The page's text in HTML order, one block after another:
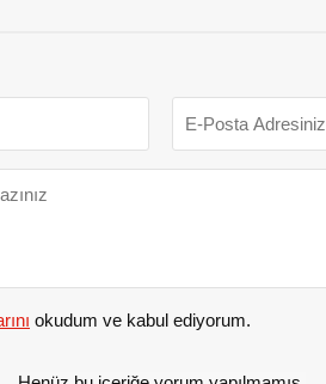
okudum ve kabul ediyorum.